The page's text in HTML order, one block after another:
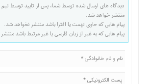
دیدگاه های ارسال شده توسط شما، پس از تایید توسط
منتشر خواهد شد.
پیام هایی که حاوی تهمت یا افترا باشد منتشر نخواهد شد.
پیام هایی که به غیر از زبان فارسی یا غیر مرتبط باشد